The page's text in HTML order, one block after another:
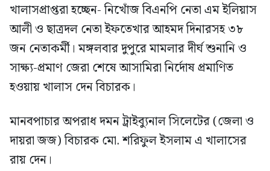
খালাসপ্রাপ্তরা হচ্ছেন- নিখোঁজ বিএনপি নেতা এম ইলিয়াস
আলী ও ছাত্রদল নেতা ইফতেখার আহমদ দিনারসহ ৩৮
জন নেতাকর্মী। মঙ্গলবার দুপুরে মামলার দীর্ঘ শুনানি ও
সাক্ষ্য-প্রমাণ জেরা শেষে আসামিরা নির্দোষ প্রমাণিত
হওয়ায় খালাস দেন বিচারক।
মানবপাচার অপরাধ দমন ট্রাইব্যুনাল সিলেটের (জেলা ও
দায়রা জজ) বিচারক মো. শরিফুল ইসলাম এ খালাসের
রায় দেন।